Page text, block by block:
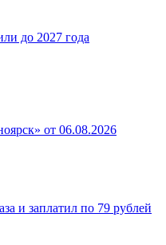
до 2027 года
от 06.08.2026
и заплатил по 79 рублей